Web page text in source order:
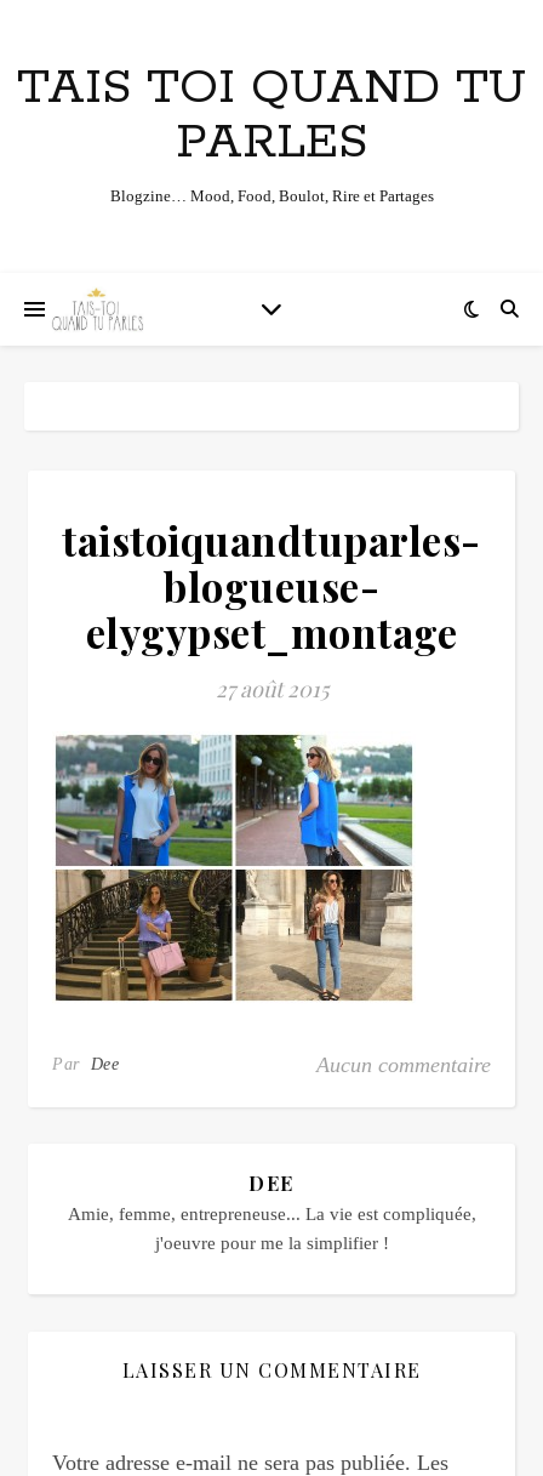
TAIS TOI QUAND TU
PARLES
Blogzine… Mood, Food, Boulot, Rire et Partages
taistoiquandtuparles-
blogueuse-
elygypset_montage
27 août 2015
Par Dee Aucun commentaire
DEE
Amie, femme, entrepreneuse... La vie est compliquée,
j'oeuvre pour me la simplifier !
LAISSER UN COMMENTAIRE
Votre adresse e-mail ne sera pas publiée. Les